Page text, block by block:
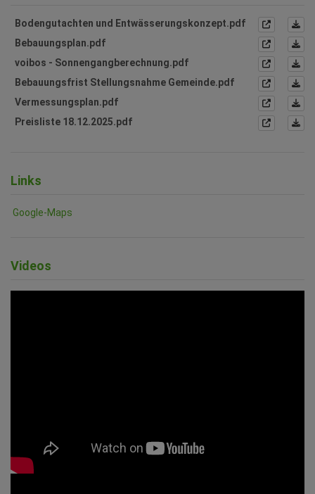
Bodengutachten und Entwässerungskonzept.pdf
Bebauungsplan.pdf
voibos - Sonnengangberechnung.pdf
Bebauungsfrist Stellungsnahme Gemeinde.pdf
Vermessungsplan.pdf
Preisliste 18.12.2025.pdf
Links
Google-Maps
Videos